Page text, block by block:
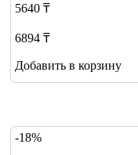
5640 ₸
6894 ₸
Добавить в корзину
-18%